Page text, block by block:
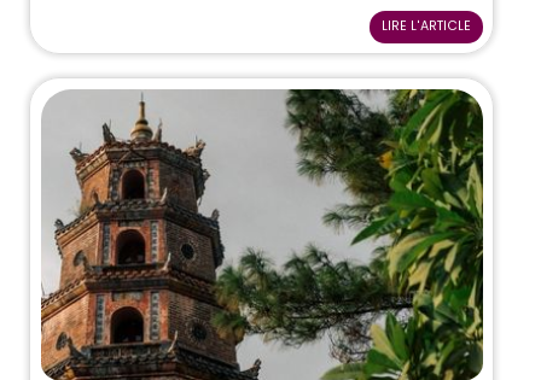
LIRE L'ARTICLE